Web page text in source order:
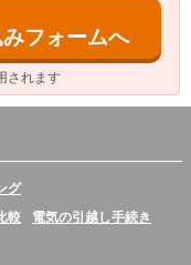
フォームへ
されます
グ
較
電気の引越し手続き